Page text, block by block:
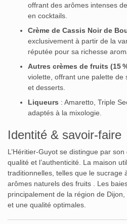
offrant des arômes intenses
en cocktails.
Crème de Cassis Noir de
exclusivement à partir de la
réputée pour sa richesse
Autres crèmes de fruits (15
violette, offrant une palette de
et desserts
Liqueurs : Amaretto, Triple
adaptés à la mixologie
Identité & savoir-faire
L’Héritier-Guyot se distingue par
qualité et l’authenticité.
La maison
traditionnelles, telles que le sucrage
arômes naturels des fruits
Les
principalement de la région de
et une qualité optimales.